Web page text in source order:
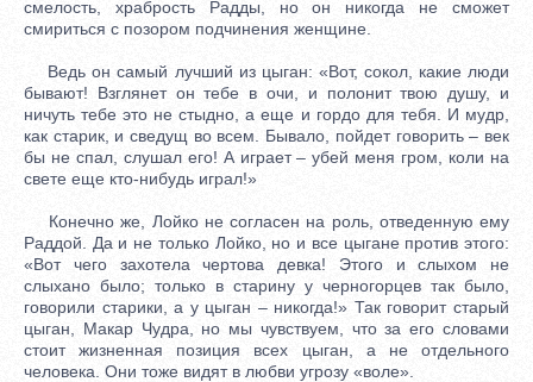
смелость, храбрость Радды, но он никогда не сможет
смириться с позором подчинения женщине.
Ведь он самый лучший из цыган: «Вот, сокол, какие люди
бывают! Взглянет он тебе в очи, и полонит твою душу, и
ничуть тебе это не стыдно, а еще и гордо для тебя. И мудр,
как старик, и сведущ во всем. Бывало, пойдет говорить – век
бы не спал, слушал его! А играет – убей меня гром, коли на
свете еще кто-нибудь играл!»
Конечно же, Лойко не согласен на роль, отведенную ему
Раддой. Да и не только Лойко, но и все цыгане против этого:
«Вот чего захотела чертова девка! Этого и слыхом не
слыхано было; только в старину у черногорцев так было,
говорили старики, а у цыган – никогда!» Так говорит старый
цыган, Макар Чудра, но мы чувствуем, что за его словами
стоит жизненная позиция всех цыган, а не отдельного
человека. Они тоже видят в любви угрозу «воле».